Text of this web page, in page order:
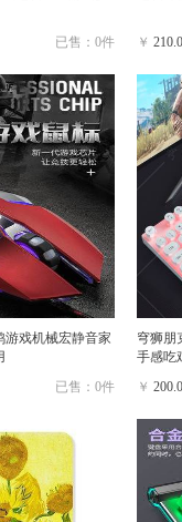
已售：0件 ￥
游戏机械宏静音家
已售：0件
穹狮朋
手感吃
￥